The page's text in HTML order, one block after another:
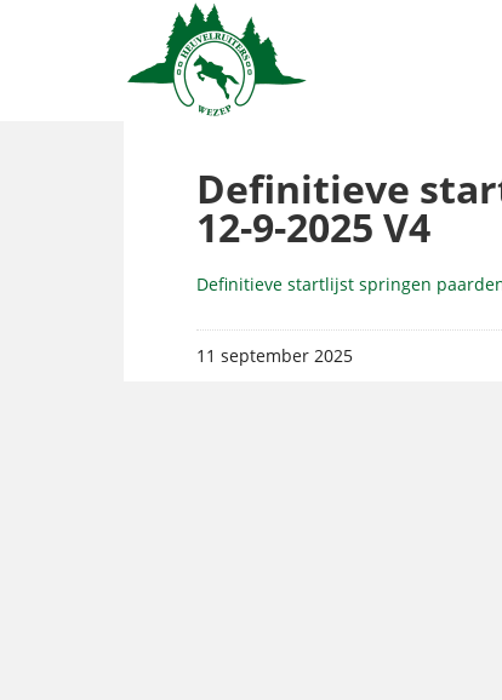
Definitieve
12-9-2025 V4
Definitieve startlijst springen
11 september 2025